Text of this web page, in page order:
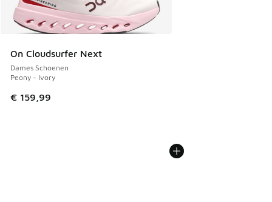
On Cloudsurfer Next
Dames Schoenen
Peony - Ivory
€ 159,99